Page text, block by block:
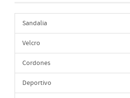
Sandalia
Velcro
Cordones
Deportivo